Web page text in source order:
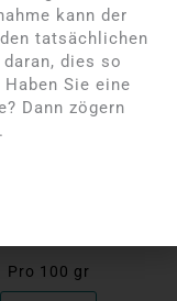
Sie sich an,
| AA
Pro 100 gr
kann der
tatsächlichen
dies so
Sie eine
Dann zögern